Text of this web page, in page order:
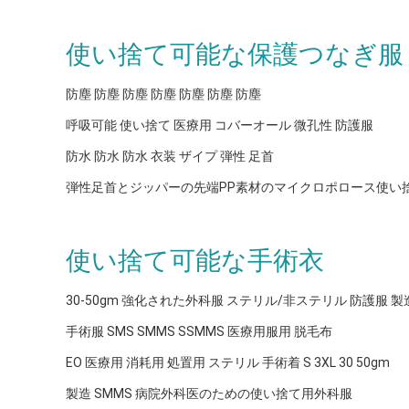
使い捨て可能な保護つなぎ服
防塵 防塵 防塵 防塵 防塵 防塵 防塵
呼吸可能 使い捨て 医療用 コバーオール 微孔性 防護服
防水 防水 防水 衣装 ザイプ 弾性 足首
弾性足首とジッパーの先端PP素材のマイクロポロース使い
使い捨て可能な手術衣
30-50gm 強化された外科服 ステリル/非ステリル 防護服 製
手術服 SMS SMMS SSMMS 医療用服用 脱毛布
EO 医療用 消耗用 処置用 ステリル 手術着 S 3XL 30 50gm
製造 SMMS 病院外科医のための使い捨て用外科服